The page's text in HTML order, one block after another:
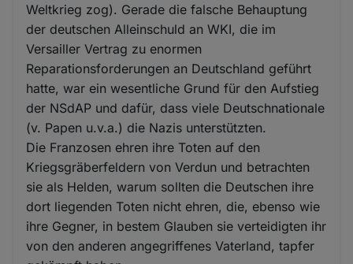
Weltkrieg zog). Gerade die falsche Behauptung
der deutschen Alleinschuld an WKI, die im
Versailler Vertrag zu enormen
Reparationsforderungen an Deutschland geführt
hatte, war ein wesentliche Grund für den Aufstieg
der NSdAP und dafür, dass viele Deutschnationale
(v. Papen u.v.a.) die Nazis unterstützten.
Die Franzosen ehren ihre Toten auf den
Kriegsgräberfeldern von Verdun und betrachten
sie als Helden, warum sollten die Deutschen ihre
dort liegenden Toten nicht ehren, die, ebenso wie
ihre Gegner, in bestem Glauben sie verteidigten ihr
von den anderen angegriffenes Vaterland, tapfer